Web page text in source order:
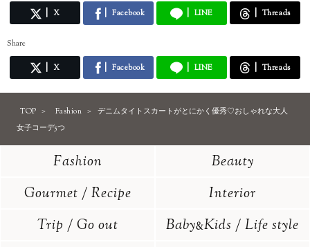
X Facebook LINE Threads
Share
X Facebook LINE Threads
TOP Fashion
デニムタイトスカートがとにかく優秀♡おしゃれな大人
女子コーデ5つ
Fashion
Beauty
Gourmet / Recipe
Interior
Trip / Go out
Baby&Kids / Life style